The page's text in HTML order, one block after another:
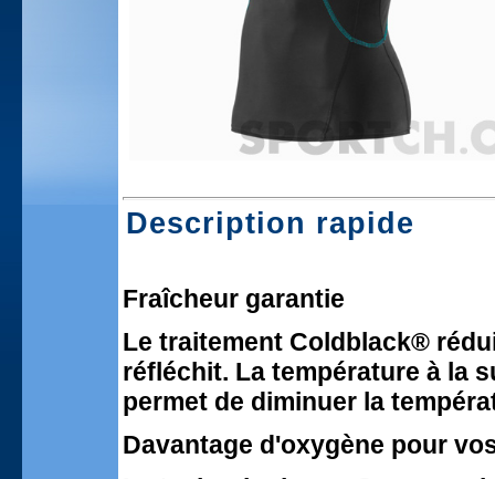
Description rapide
Fraîcheur garantie
Le traitement Coldblack®
réfléchit. La température à la
permet de diminuer la
Davantage d'oxygène pour